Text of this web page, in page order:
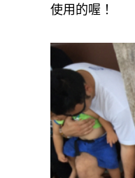
使用的喔！